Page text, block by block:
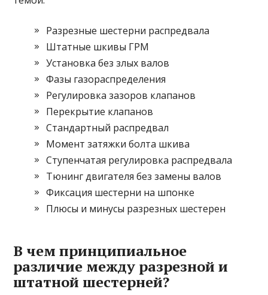
Разрезные шестерни распредвала
Штатные шкивы ГРМ
Установка без злых валов
Фазы газораспределения
Регулировка зазоров клапанов
Перекрытие клапанов
Стандартный распредвал
Момент затяжки болта шкива
Ступенчатая регулировка распредвала
Тюнинг двигателя без замены валов
Фиксация шестерни на шпонке
Плюсы и минусы разрезных шестерен
В чем принципиальное
различие между разрезной и
штатной шестерней?